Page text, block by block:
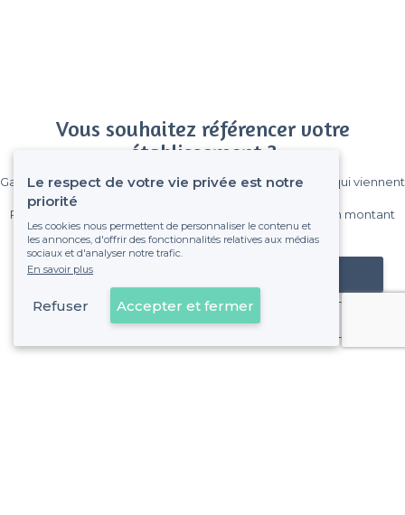
Vous souhaitez référencer votre
établissement ?
Gagnez de nombreux clients parmi le million de visiteurs qui viennent
Pas de commissions et sans engagement, vous payez un montant
fixe sans risque de voir déraper la facture.
Référencer mon établissement
Déjà client
Le respect de votre vie privée est notre
priorité
Les cookies nous permettent de personnaliser le contenu et
les annonces, d'offrir des fonctionnalités relatives aux médias
sociaux et d'analyser notre trafic.
En savoir plus
Refuser Accepter et fermer